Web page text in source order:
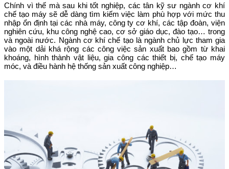
Chính vì thế mà sau khi tốt nghiệp, các tân kỹ sư ngành cơ khí
chế tạo máy sẽ dễ dàng tìm kiếm việc làm phù hợp với mức thu
nhập ổn định tại các nhà máy, công ty cơ khí, các tập đoàn, viện
nghiên cứu, khu công nghệ cao, cơ sở giáo dục, đào tạo… trong
và ngoài nước. Ngành cơ khí chế tạo là ngành chủ lực tham gia
vào một dải khá rộng các công việc sản xuất bao gồm từ khai
khoáng, hình thành vật liệu, gia công các thiết bị, chế tạo máy
móc, và điều hành hệ thống sản xuất công nghiệp…